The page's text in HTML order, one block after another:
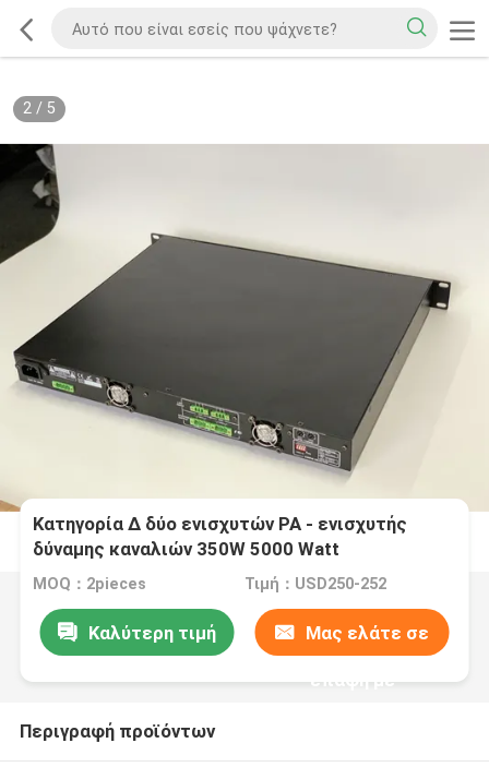
2/ 5
Κατηγορία Δ δύο ενισχυτών PA - ενισχυτής
δύναμης καναλιών 350W 5000 Watt
MOQ：2pieces Τιμή：USD250-252
Καλύτερη τιμή Μας ελάτε σε
επαφή με
Περιγραφή προϊόντων